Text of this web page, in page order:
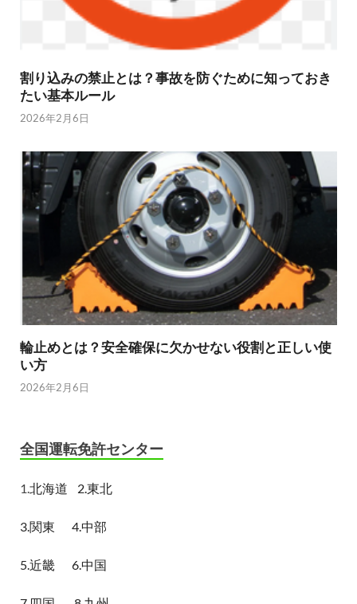
割り込みの禁止とは？事故を防ぐために知っておき
たい基本ルール
2026年2月6日
輪止めとは？安全確保に欠かせない役割と正しい使
い方
2026年2月6日
全国運転免許センター
1.北海道 2.東北
3.関東 4.中部
5.近畿 6.中国